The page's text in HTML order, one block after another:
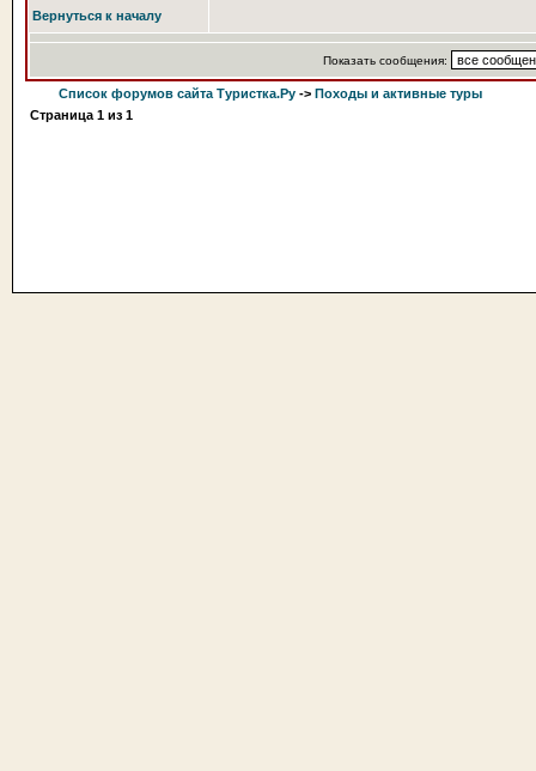
Вернуться к началу
Показать сообщения:
Список форумов сайта Туристка.Ру -> Походы и активные туры
Страница 1 из 1